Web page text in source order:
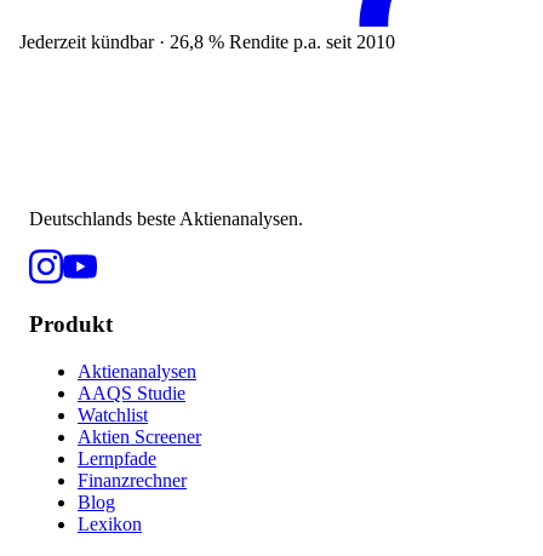
Jederzeit kündbar · 26,8 % Rendite p.a. seit 2010
Deutschlands beste Aktienanalysen.
Produkt
Aktienanalysen
AAQS Studie
Watchlist
Aktien Screener
Lernpfade
Finanzrechner
Blog
Lexikon